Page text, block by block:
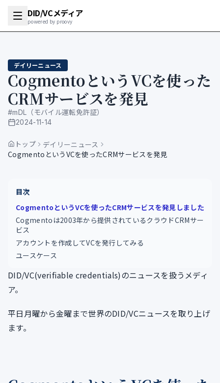
DID/VCメディア
powered by proovy
デイリーニュース
CogmentoというVCを使った
CRMサービスを発見
#mDL（モバイル運転免許証）
公開日
2024-11-14
トップ
デイリーニュース
CogmentoというVCを使ったCRMサービスを発見
目次
CogmentoというVCを使ったCRMサービスを発見しました
Cogmentoは2003年から提供されているクラウドCRMサー
ビス
アカウントを作成してVCを発行してみる
ユースケース
DID/VC(verifiable credentials)のニュースを扱うメディ
ア。
平日月曜から金曜まで世界のDID/VCニュースを取り上げ
ます。